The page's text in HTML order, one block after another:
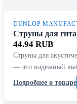
DUNLOP
Струны для
44.94 RUB
Струны для
— это надежный
Подробнее о товаре